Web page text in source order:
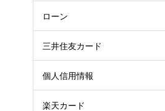
ローン
三井住友カード
個人信用情報
楽天カード